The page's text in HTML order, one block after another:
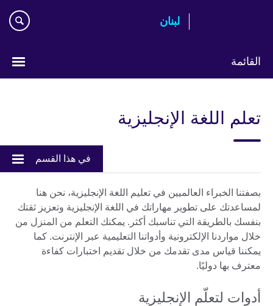
لبنان
القائمة
language
تعلم اللغة الإنجليزية
في هذا القسم
بصفتنا الخبراء العالميين في تعليم اللغة الإنجليزية، نحن هنا
لمساعدتك على تطوير مهاراتك في اللغة الإنجليزية وتعزيز ثقتك
بنفسك بالطريقة التي تناسبك أكثر. يمكنك التعلم من المنزل من
خلال مواردنا الإلكترونية وأدواتنا التعليمية عبر الإنترنت. كما
يمكننا قياس مدى تقدمك من خلال تقديم اختبارات كفاءة
معترف بها دوليًا.
أدوات لتعلّم الإنجليزية